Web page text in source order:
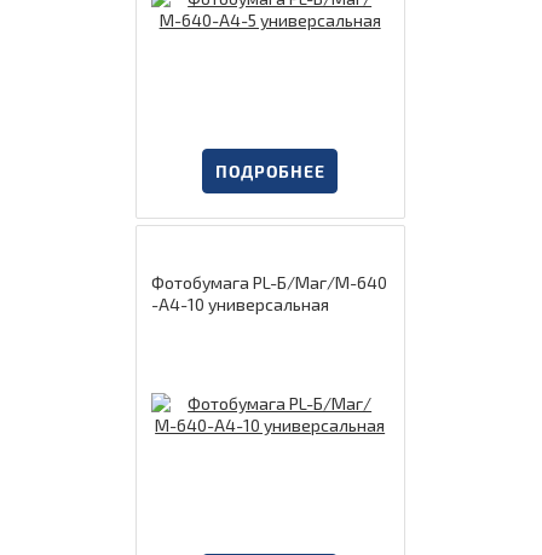
ПОДРОБНЕЕ
Фотобумага PL-Б/Маг/М-640
-А4-10 универсальная